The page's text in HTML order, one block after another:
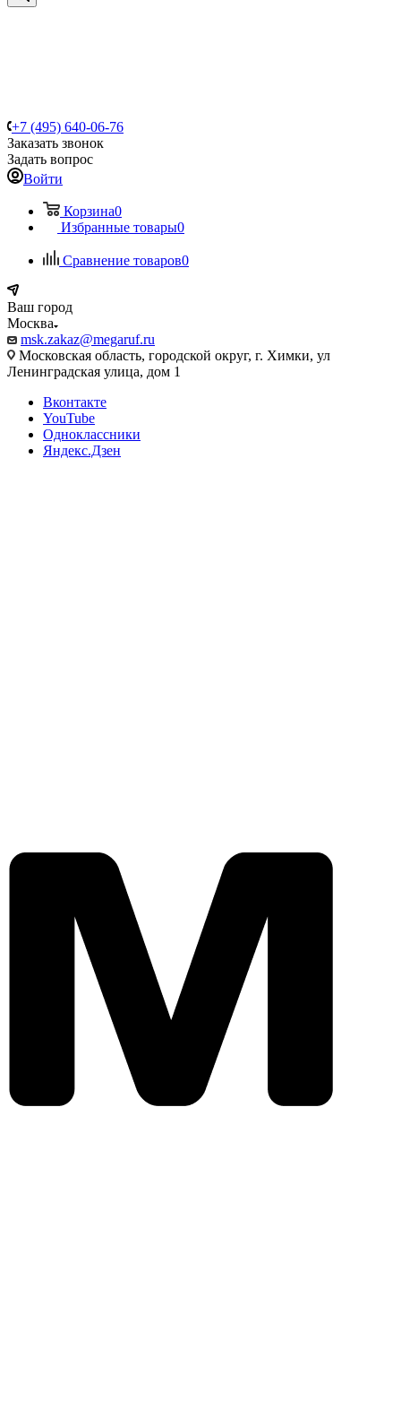
+7 (495) 640-06-76
Заказать звонок
Задать вопрос
Войти
Корзина0
Избранные товары0
Сравнение товаров0
Ваш город
Москва
msk.zakaz@megaruf.ru
Московская область, городской округ, г. Химки, ул
Ленинградская улица, дом 1
Вконтакте
YouTube
Одноклассники
Яндекс.Дзен